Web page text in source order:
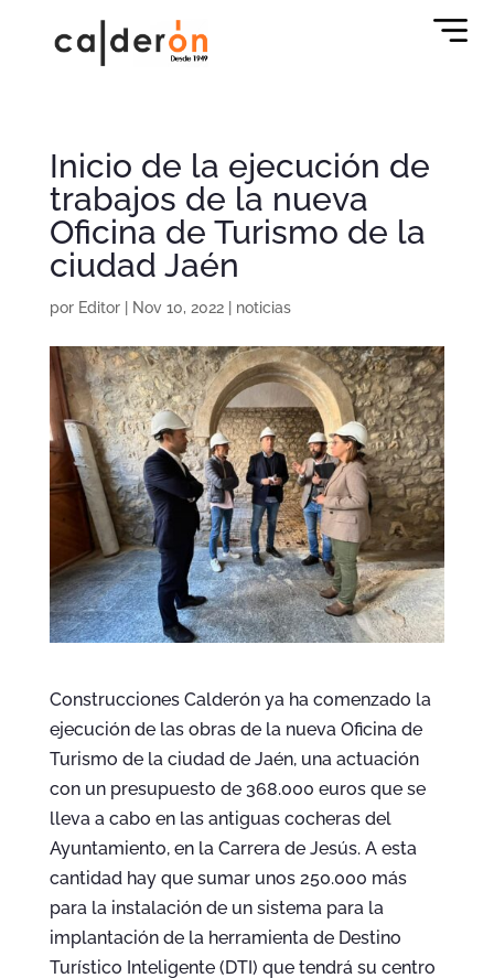
Inicio de la ejecución de
trabajos de la nueva
Oficina de Turismo de la
ciudad Jaén
por Editor| Nov 10, 2022| noticias
Construcciones Calderón ya ha comenzado la
ejecución de las obras de la nueva Oficina de
Turismo de la ciudad de Jaén, una actuación
con un presupuesto de 368.000 euros que se
lleva a cabo en las antiguas cocheras del
Ayuntamiento, en la Carrera de Jesús. A esta
cantidad hay que sumar unos 250.000 más
para la instalación de un sistema para la
implantación de la herramienta de Destino
Turístico Inteligente (DTI) que tendrá su centro